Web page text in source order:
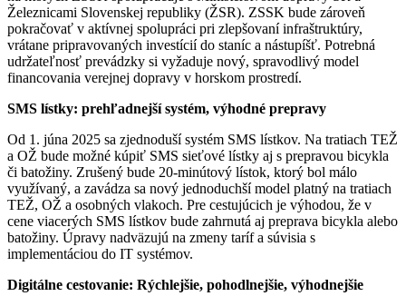
Železnicami Slovenskej republiky (ŽSR). ZSSK bude zároveň
pokračovať v aktívnej spolupráci pri zlepšovaní infraštruktúry,
vrátane pripravovaných investícií do staníc a nástupíšť. Potrebná
udržateľnosť prevádzky si vyžaduje nový, spravodlivý model
financovania verejnej dopravy v horskom prostredí.
SMS lístky: prehľadnejší systém, výhodné prepravy
Od 1. júna 2025 sa zjednoduší systém SMS lístkov. Na tratiach TEŽ
a OŽ bude možné kúpiť SMS sieťové lístky aj s prepravou bicykla
či batožiny. Zrušený bude 20-minútový lístok, ktorý bol málo
využívaný, a zavádza sa nový jednoduchší model platný na tratiach
TEŽ, OŽ a osobných vlakoch. Pre cestujúcich je výhodou, že v
cene viacerých SMS lístkov bude zahrnutá aj preprava bicykla alebo
batožiny. Úpravy nadväzujú na zmeny taríf a súvisia s
implementáciou do IT systémov.
Digitálne cestovanie: Rýchlejšie, pohodlnejšie, výhodnejšie